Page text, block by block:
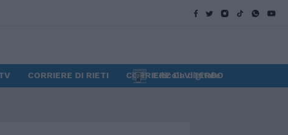
CORRIERE DI RIETI CORRIERE DI VITERBO
Edicola digitale